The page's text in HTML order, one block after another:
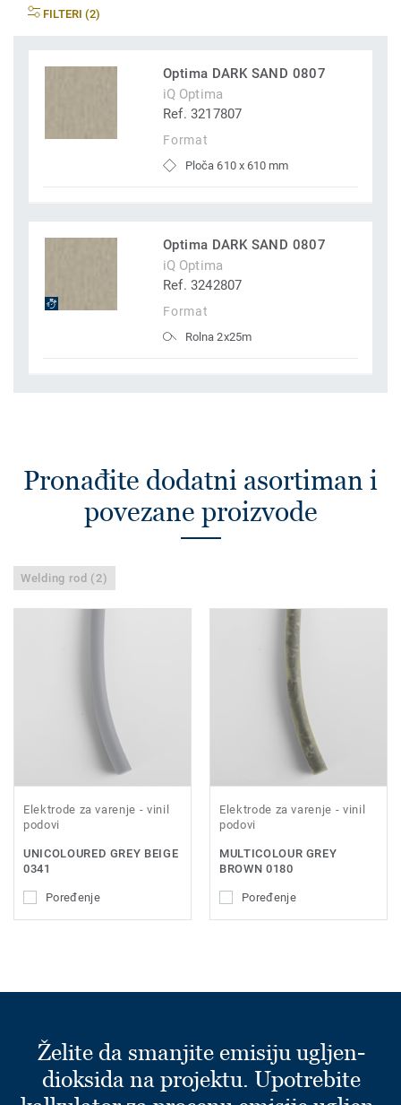
FILTERI (2)
Optima DARK SAND 0807
iQ Optima
Ref. 3217807
Format
Ploča 610 x 610 mm
Optima DARK SAND 0807
iQ Optima
Ref. 3242807
Format
Rolna 2x25m
Pronađite dodatni asortiman i
povezane proizvode
Welding rod (2)
Elektrode za varenje - vinil
podovi
UNICOLOURED GREY BEIGE
0341
Poređenje
Elektrode za varenje - vinil
podovi
MULTICOLOUR GREY
BROWN 0180
Poređenje
Želite da smanjite emisiju ugljen-
dioksida na projektu. Upotrebite